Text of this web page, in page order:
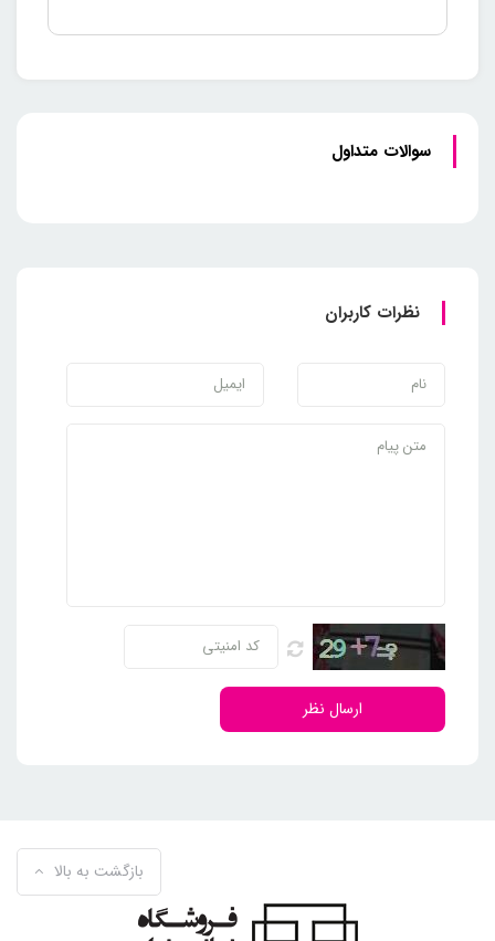
سوالات متداول
نظرات کاربران
ارسال نظر
بازگشت به بالا